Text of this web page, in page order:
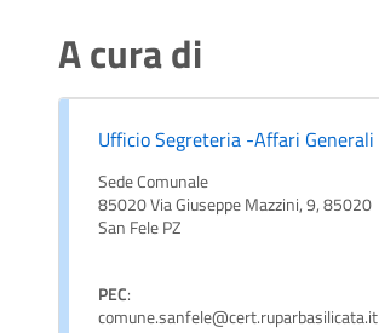
A cura di
Ufficio Segreteria -Affari Generali
Sede Comunale
85020 Via Giuseppe Mazzini, 9, 85020
San Fele PZ
PEC:
comune.sanfele@cert.ruparbasilicata.it